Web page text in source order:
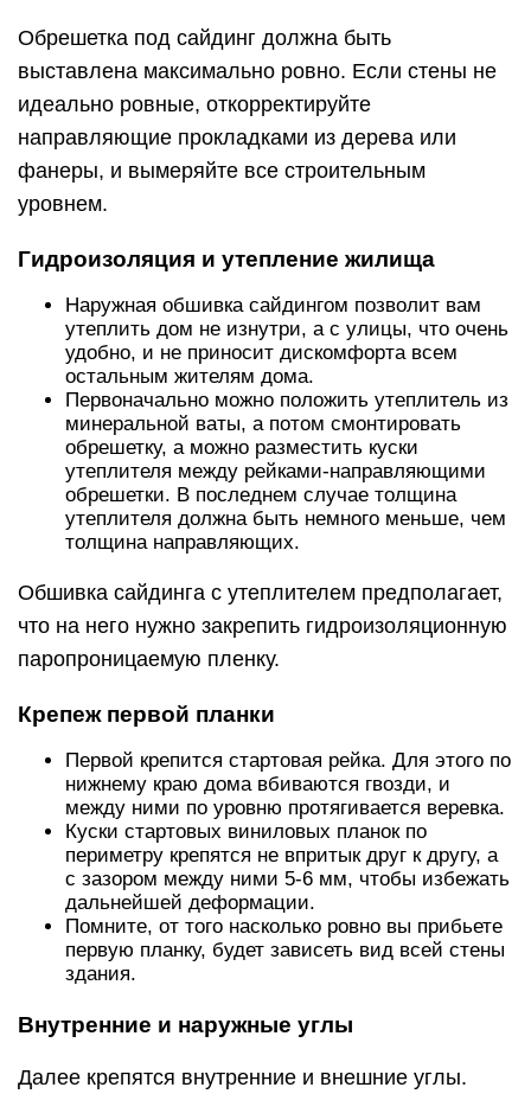
Обрешетка под сайдинг должна быть
выставлена максимально ровно. Если стены не
идеально ровные, откорректируйте
направляющие прокладками из дерева или
фанеры, и вымеряйте все строительным
уровнем.
Гидроизоляция и утепление жилища
Наружная обшивка сайдингом позволит вам
утеплить дом не изнутри, а с улицы, что очень
удобно, и не приносит дискомфорта всем
остальным жителям дома.
Первоначально можно положить утеплитель из
минеральной ваты, а потом смонтировать
обрешетку, а можно разместить куски
утеплителя между рейками-направляющими
обрешетки. В последнем случае толщина
утеплителя должна быть немного меньше, чем
толщина направляющих.
Обшивка сайдинга с утеплителем предполагает,
что на него нужно закрепить гидроизоляционную
паропроницаемую пленку.
Крепеж первой планки
Первой крепится стартовая рейка. Для этого по
нижнему краю дома вбиваются гвозди, и
между ними по уровню протягивается веревка.
Куски стартовых виниловых планок по
периметру крепятся не впритык друг к другу, а
с зазором между ними 5-6 мм, чтобы избежать
дальнейшей деформации.
Помните, от того насколько ровно вы прибьете
первую планку, будет зависеть вид всей стены
здания.
Внутренние и наружные углы
Далее крепятся внутренние и внешние углы.